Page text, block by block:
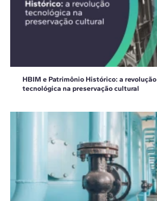
HBIM e Patrimônio Histórico: a revolução
tecnológica na preservação cultural